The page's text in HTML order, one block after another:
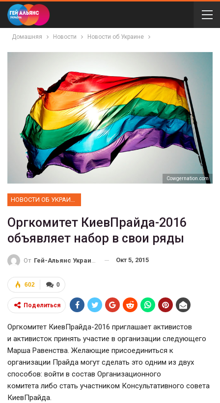
Домашняя Новости Новости об Украине
Cowgernation.com
НОВОСТИ ОБ УКРАИНЕ
Оргкомитет КиевПрайда-2016
объявляет набор в свои ряды
От Гей-Альянс Украина Окт 5, 2015
0
602
Поделиться
Оргкомитет КиевПрайда-2016 приглашает активистов
и активисток принять участие в организации следующего
Марша Равенства. Желающие присоединиться к
организации Прайда могут сделать это одним из двух
способов: войти в состав Организационного
комитета либо стать участником Консультативного совета
КиевПрайда.